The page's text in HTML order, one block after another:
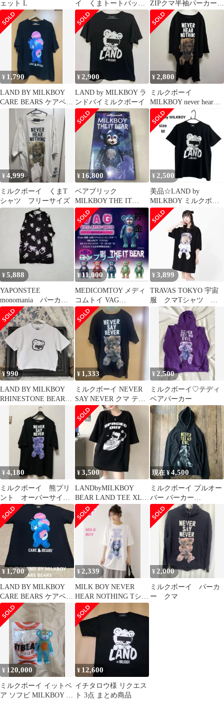
ェット L
イ くまトートバッ
グ Never say never
ZIPクマ半袖パーカー
ミルクボーイ amilige
¥ 1,790
LAND BY MILKBOY
CARE BEARS ケアベア
XXLサイズ
¥2,900
LAND by MILKBOY ラ
ンドバイミルクボーイ
¥2,800
ミルクボーイ
MILKBOY never hear
nothing ベアTシャツ
¥4,999
ミルクボーイ くまT
シャツ フリーサイズ
¥ 16,800
ベアブリック
MILKBOY THE IT
BEAR 400%
¥ 2,500
美品☆LAND by
MILKBOY ミルクボー
イ BEAR LAND サイズ
M
¥5,888
YAPONSTEE
monomania パーカ
ー Tシャツ 半袖
フード付き
¥11,000
MEDICOMTOY メディ
コムトイ VAG
SERIES13 MILK BOY
¥3,899
TRAVAS TOKYO 宇宙
服 クマTシャツ
Amilige ミルクボーイ
¥990
LAND BY MILKBOY
RHINESTONE BEAR
¥ 1,333
ミルクボーイ NEVER
SAY NEVER クマ テデ
ィベア Tシャツ
¥ 2,500
ミルクボーイ♡テディ
ベアパーカー
¥4,180
ミルクボーイ 熊プリ
ント オーバーサイ
ズ 半袖Tシャツ /ブ
ラック ユニセックス
¥3,500
LANDbyMILKBOY
BEAR LAND TEE XL
男女
現在 ¥4,500
ミルクボーイ プルオー
バー パーカー
MILKBOY くま セカオ
ワ 深瀬
¥ 1,700
LAND BY MILKBOY
CARE BEARS ケアベア
XXLサイズ 6
¥ 2,339
MILK BOY NEVER
HEAR NOTHING Tシャ
ツ ホワイト F
¥ 2,000
ミルクボーイ パーカ
ー クマ
¥ 120,000
ミルクボーイ イットベ
ア ソフビ MILKBOY IT
¥ 12,600
イチタロウ様 リクエス
ト 3点 まとめ商品